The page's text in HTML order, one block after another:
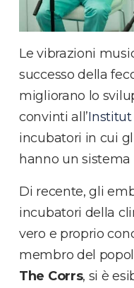
Le vibrazioni
successo della
migliorano lo
convinti all’Institut
incubatori in cui
hanno un
Di recente, gli
incubatori della
vero e proprio
membro del
The Corrs, si è